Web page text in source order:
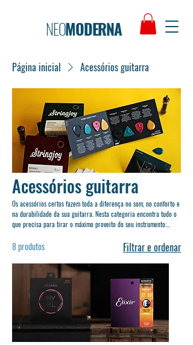
NEOMODERNA
Página inicial Acessórios guitarra
Acessórios guitarra
Os acessórios certos fazem toda a diferença no som, no conforto e
na durabilidade da sua guitarra. Nesta categoria encontra tudo o
que precisa para tirar o máximo proveito do seu instrumento:
capas de proteção. Cada acessório foi selecionado para oferecer
qualidade, fiabilidade e praticidade, seja para guitarristas
iniciantes ou músicos experientes.
8 produtos Filtrar e ordenar